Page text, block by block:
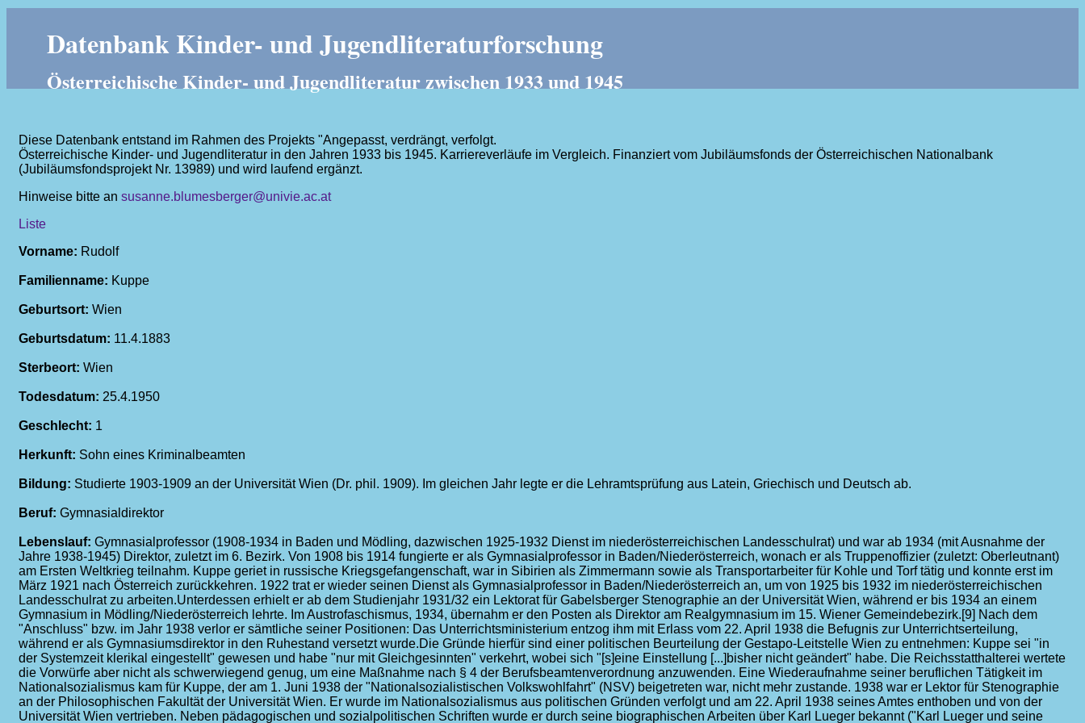
Datenbank Kinder- und Jugendliteraturforschung
Österreichische Kinder- und Jugendliteratur zwischen 1933 und 1945
Diese Datenbank entstand im Rahmen des Projekts "Angepasst, verdrängt, verfolgt.
Österreichische Kinder- und Jugendliteratur in den Jahren 1933 bis 1945. Karriereverläufe im Vergleich. Finanziert vom Jubiläumsfonds der Österreichischen Nationalbank
(Jubiläumsfondsprojekt Nr. 13989) und wird laufend ergänzt.
Hinweise bitte an susanne.blumesberger@univie.ac.at
Liste
Vorname: Rudolf
Familienname: Kuppe
Geburtsort: Wien
Geburtsdatum: 11.4.1883
Sterbeort: Wien
Todesdatum: 25.4.1950
Geschlecht: 1
Herkunft: Sohn eines Kriminalbeamten
Bildung: Studierte 1903-1909 an der Universität Wien (Dr. phil. 1909). Im gleichen Jahr legte er die Lehramtsprüfung aus Latein, Griechisch und Deutsch ab.
Beruf: Gymnasialdirektor
Lebenslauf: Gymnasialprofessor (1908-1934 in Baden und Mödling, dazwischen 1925-1932 Dienst im niederösterreichischen Landesschulrat) und war ab 1934 (mit Ausnahme der
Jahre 1938-1945) Direktor, zuletzt im 6. Bezirk. Von 1908 bis 1914 fungierte er als Gymnasialprofessor in Baden/Niederösterreich, wonach er als Truppenoffizier (zuletzt: Oberleutnant)
am Ersten Weltkrieg teilnahm. Kuppe geriet in russische Kriegsgefangenschaft, war in Sibirien als Zimmermann sowie als Transportarbeiter für Kohle und Torf tätig und konnte erst im
März 1921 nach Österreich zurückkehren. 1922 trat er wieder seinen Dienst als Gymnasialprofessor in Baden/Niederösterreich an, um von 1925 bis 1932 im niederösterreichischen
Landesschulrat zu arbeiten.Unterdessen erhielt er ab dem Studienjahr 1931/32 ein Lektorat für Gabelsberger Stenographie an der Universität Wien, während er bis 1934 an einem
Gymnasium in Mödling/Niederösterreich lehrte. Im Austrofaschismus, 1934, übernahm er den Posten als Direktor am Realgymnasium im 15. Wiener Gemeindebezirk.[9] Nach dem
"Anschluss" bzw. im Jahr 1938 verlor er sämtliche seiner Positionen: Das Unterrichtsministerium entzog ihm mit Erlass vom 22. April 1938 die Befugnis zur Unterrichtserteilung,
während er als Gymnasiumsdirektor in den Ruhestand versetzt wurde.Die Gründe hierfür sind einer politischen Beurteilung der Gestapo-Leitstelle Wien zu entnehmen: Kuppe sei "in
der Systemzeit klerikal eingestellt" gewesen und habe "nur mit Gleichgesinnten" verkehrt, wobei sich "[s]eine Einstellung [...]bisher nicht geändert" habe. Die Reichsstatthalterei wertete
die Vorwürfe aber nicht als schwerwiegend genug, um eine Maßnahme nach § 4 der Berufsbeamtenverordnung anzuwenden. Eine Wiederaufnahme seiner beruflichen Tätigkeit im
Nationalsozialismus kam für Kuppe, der am 1. Juni 1938 der "Nationalsozialistischen Volkswohlfahrt" (NSV) beigetreten war, nicht mehr zustande. 1938 war er Lektor für Stenographie
an der Philosophischen Fakultät der Universität Wien. Er wurde im Nationalsozialismus aus politischen Gründen verfolgt und am 22. April 1938 seines Amtes enthoben und von der
Universität Wien vertrieben. Neben pädagogischen und sozialpolitischen Schriften wurde er durch seine biographischen Arbeiten über Karl Lueger bekannt ("Karl Lueger und seine